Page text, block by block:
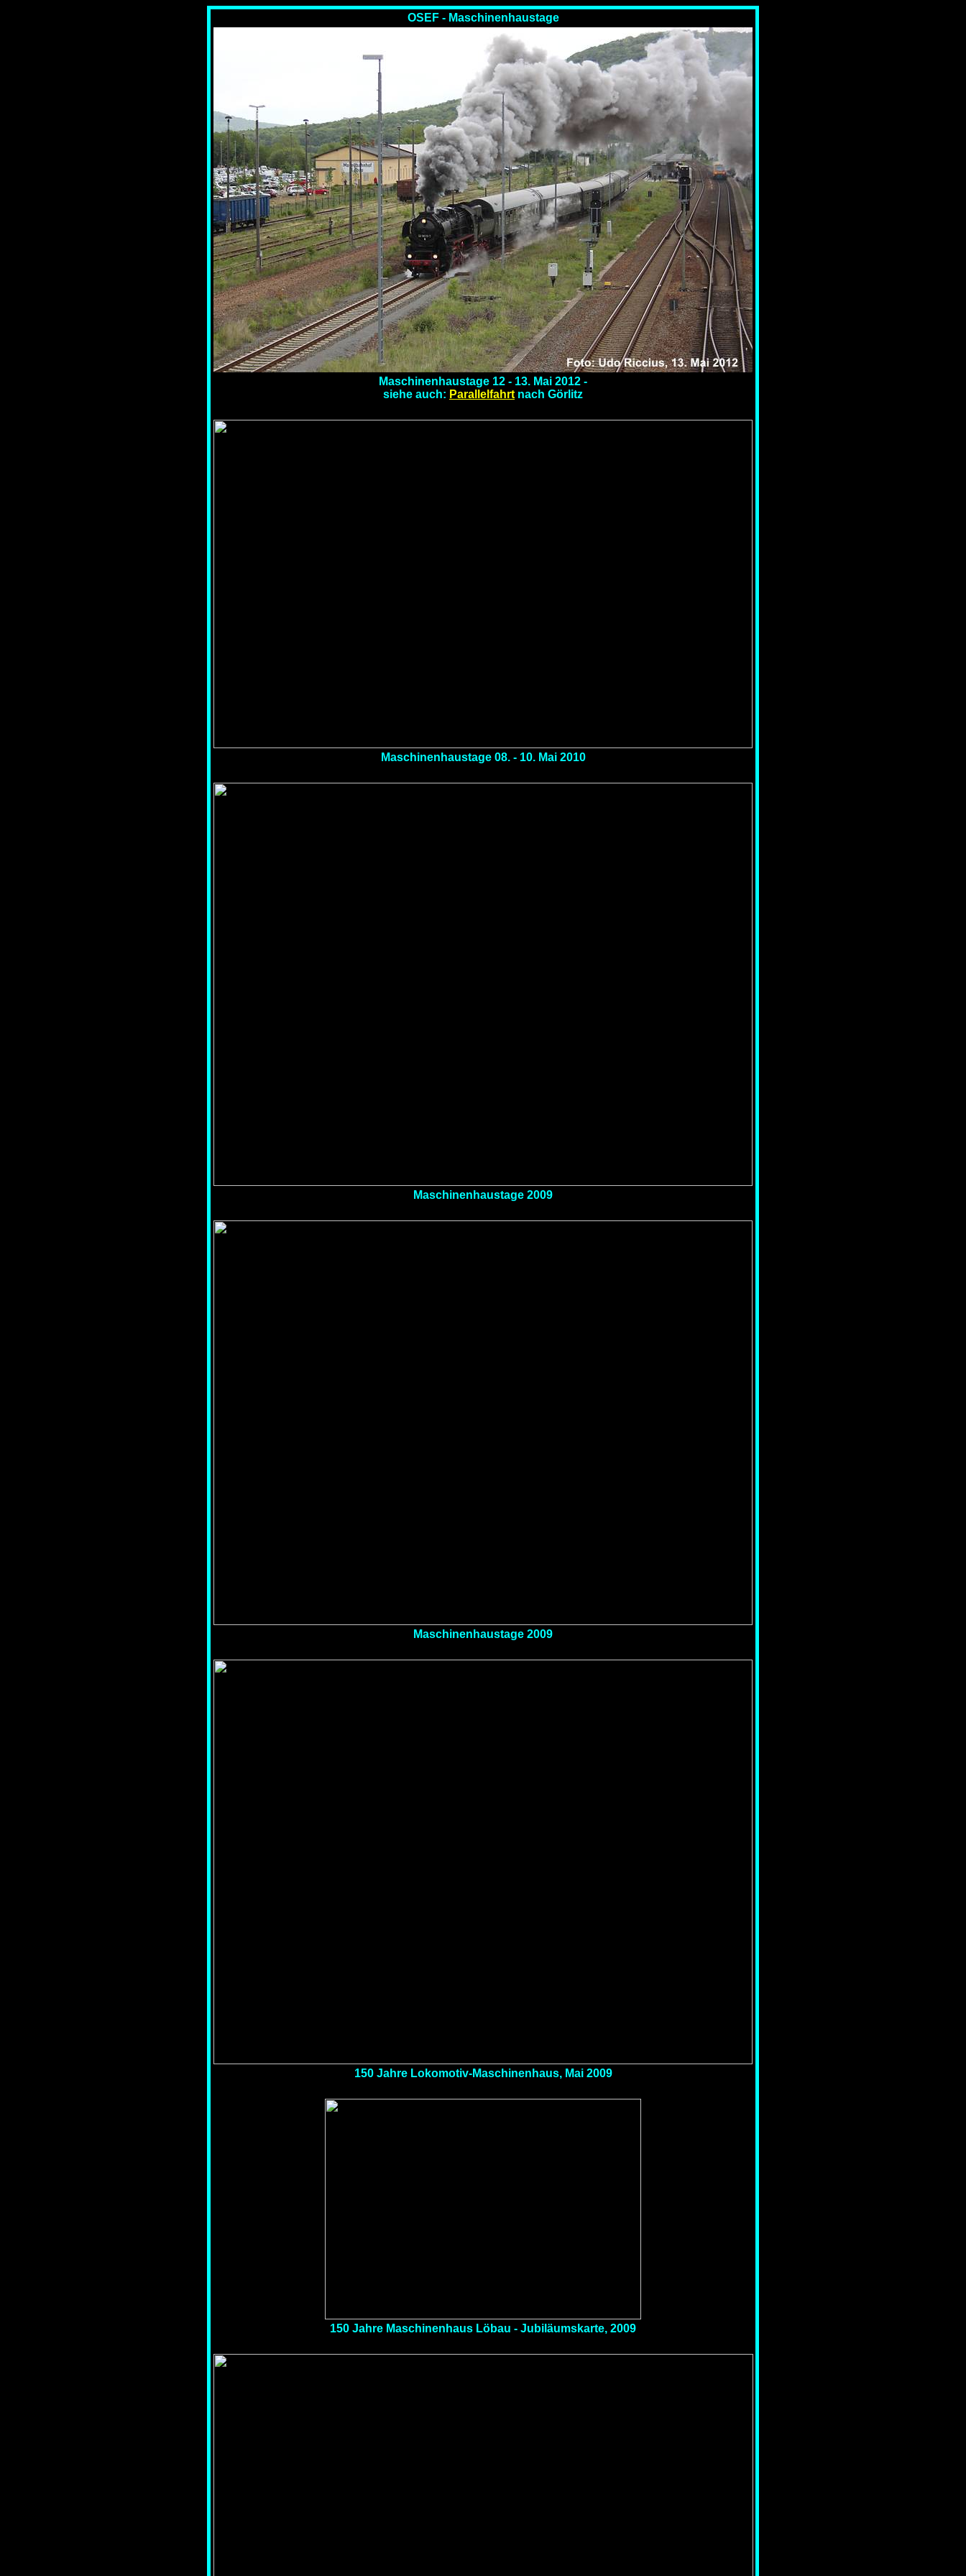
OSEF - Maschinenhaustage
Maschinenhaustage 12 - 13. Mai 2012 -
siehe auch: Parallelfahrt nach Görlitz
Maschinenhaustage 08. - 10. Mai 2010
Maschinenhaustage 2009
Maschinenhaustage 2009
150 Jahre Lokomotiv-Maschinenhaus, Mai 2009
150 Jahre Maschinenhaus Löbau - Jubiläumskarte, 2009